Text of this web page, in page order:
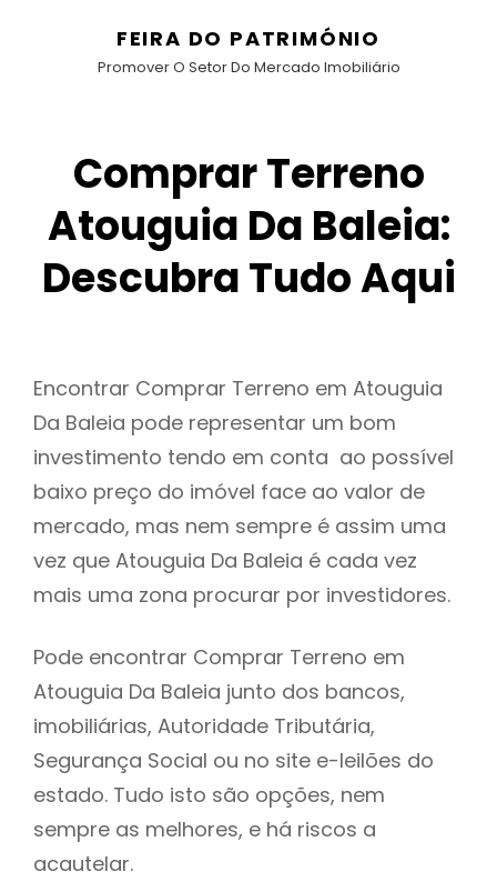
FEIRA DO PATRIMÓNIO
Promover O Setor Do Mercado Imobiliário
Comprar Terreno
Atouguia Da Baleia:
Descubra Tudo Aqui
Encontrar Comprar Terreno em Atouguia
Da Baleia pode representar um bom
investimento tendo em conta ao possível
baixo preço do imóvel face ao valor de
mercado, mas nem sempre é assim uma
vez que Atouguia Da Baleia é cada vez
mais uma zona procurar por investidores.
Pode encontrar Comprar Terreno em
Atouguia Da Baleia junto dos bancos,
imobiliárias, Autoridade Tributária,
Segurança Social ou no site e-leilões do
estado. Tudo isto são opções, nem
sempre as melhores, e há riscos a
acautelar.